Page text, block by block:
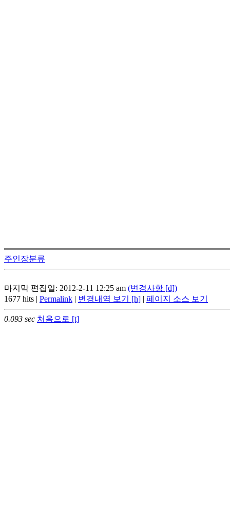
주인장분류
마지막 편집일: 2012-2-11 12:25 am (변경사항 [d])
1677 hits | Permalink | 변경내역 보기 [h] | 페이지 소스 보기
0.093 sec 처음으로 [t]